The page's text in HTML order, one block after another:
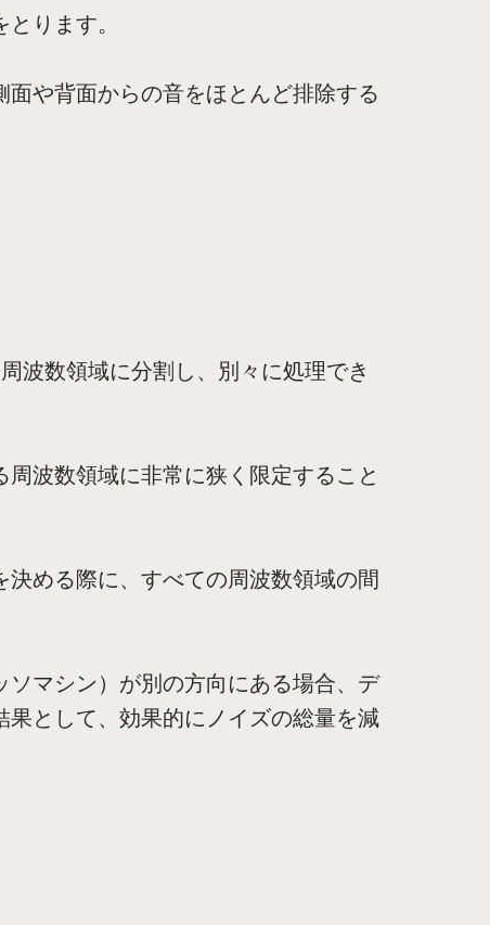
ります。
や背面からの音をほとんど排除する
波数領域に分割し、別々に処理でき
波数領域に非常に狭く限定すること
める際に、すべての周波数領域の間
マシン）が別の方向にある場合、デ
として、効果的にノイズの総量を減